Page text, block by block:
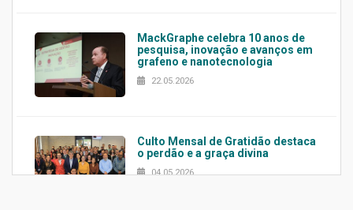
MackGraphe celebra 10 anos de
pesquisa, inovação e avanços em
grafeno e nanotecnologia
22.05.2026
Culto Mensal de Gratidão destaca
o perdão e a graça divina
04.05.2026